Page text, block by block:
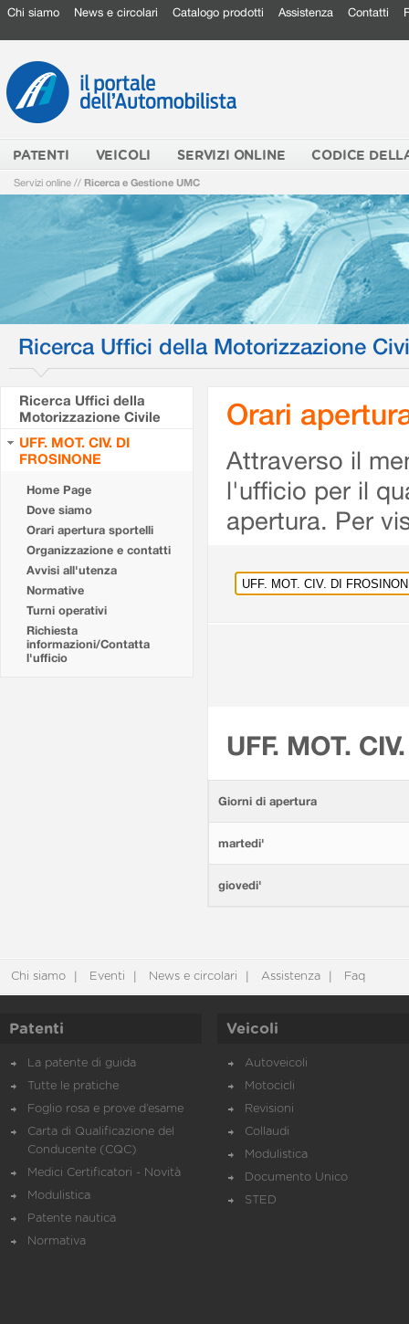
Chi siamo News e circolari Catalogo prodotti Assistenza Contatti
PATENTI VEICOLI SERVIZI ONLINE CODICE
Servizi online // Ricerca e Gestione UMC
Ricerca Uffici della Motorizzazione
Ricerca Uffici della
Motorizzazione Civile
UFF. MOT. CIV. DI
FROSINONE
Home Page
Dove siamo
Orari apertura sportelli
Organizzazione e contatti
Avvisi all'utenza
Normative
Turni operativi
Richiesta
informazioni/Contatta
l'ufficio
Orari
Attraverso il
l'ufficio per il
apertura. Per
UFF. MOT.
Giorni di apertura
martedi'
giovedi'
Chi siamo Eventi News e circolari Assistenza Faq
Patenti
La patente di guida
Tutte le pratiche
Foglio rosa e prove d’esame
Carta di Qualificazione del
Conducente (CQC)
Medici Certificatori - Novità
Modulistica
Patente nautica
Normativa
Veicoli
Autoveicoli
Motocicli
Revisioni
Collaudi
Modulistica
Documento Unico
STED